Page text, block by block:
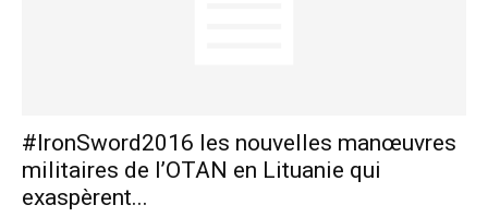
#IronSword2016 les nouvelles manœuvres
militaires de l’OTAN en Lituanie qui
exaspèrent...